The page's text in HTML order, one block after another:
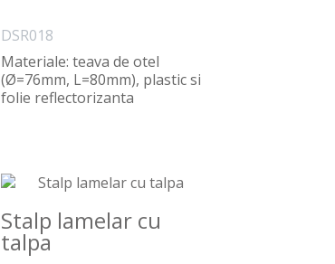
DSR018
Materiale: teava de otel
(Ø=76mm, L=80mm), plastic si
folie reflectorizanta
Stalp lamelar cu
talpa